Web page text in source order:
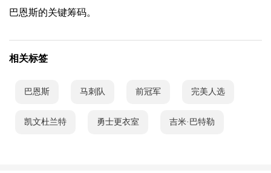
巴恩斯的关键筹码。
相关标签
巴恩斯 马刺队 前冠军 完美人选
凯文杜兰特 勇士更衣室 吉米·巴特勒